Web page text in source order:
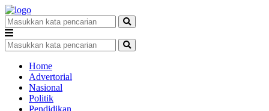
Home
Advertorial
Nasional
Politik
Pendidikan